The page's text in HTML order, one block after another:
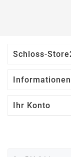
Schloss-
Informationen
Ihr Konto